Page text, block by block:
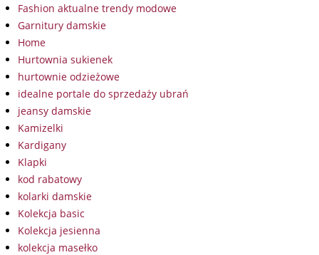
Fashion aktualne trendy modowe
Garnitury damskie
Home
Hurtownia sukienek
hurtownie odzieżowe
idealne portale do sprzedaży ubrań
jeansy damskie
Kamizelki
Kardigany
Klapki
kod rabatowy
kolarki damskie
Kolekcja basic
Kolekcja jesienna
kolekcja masełko